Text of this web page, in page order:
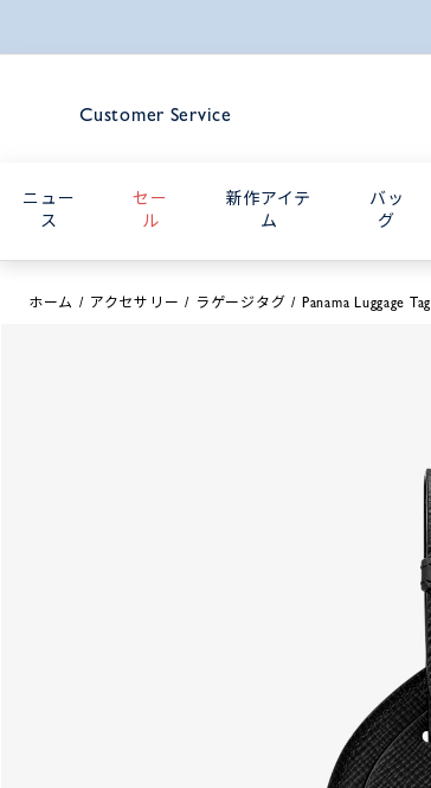
Customer Service
ニュー
ス
セー
ル
新作アイテ
ム
バッ
グ
ホーム アクセサリー ラゲージタグ Panama Luggage Tag